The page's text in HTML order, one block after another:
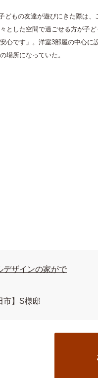
どもの友達が遊びにきた際は、
とした空間で過ごせる方が子ど
心です」。洋室3部屋の中心に
場所になっていた。
デザインの家がで
市】S様邸